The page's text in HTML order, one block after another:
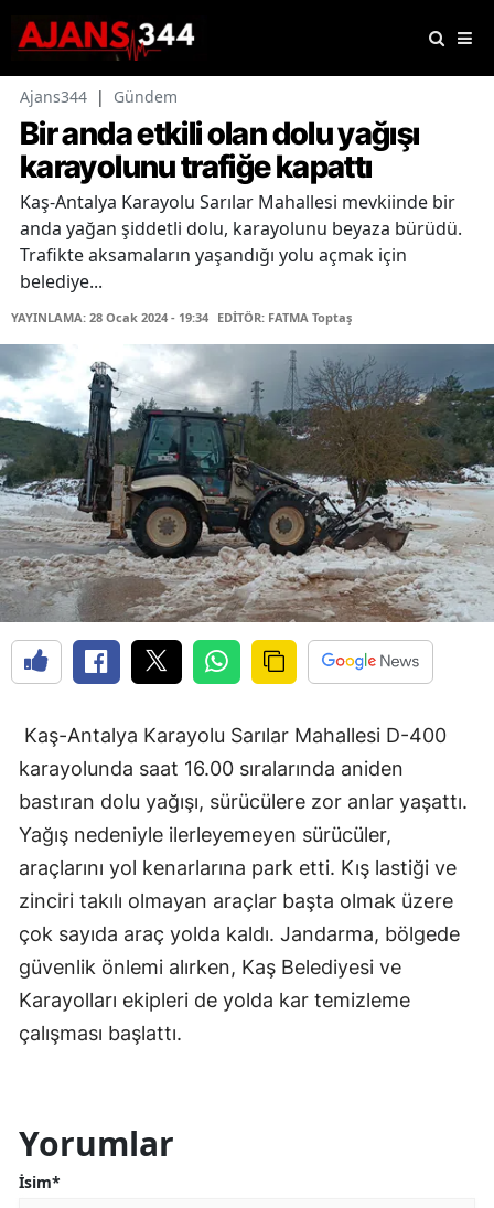
Ajans344 | Gündem
Bir anda etkili olan dolu yağışı
karayolunu trafiğe kapattı
Kaş-Antalya Karayolu Sarılar Mahallesi mevkiinde bir
anda yağan şiddetli dolu, karayolunu beyaza bürüdü.
Trafikte aksamaların yaşandığı yolu açmak için
belediye...
YAYINLAMA: 28 Ocak 2024 - 19:34 EDİTÖR: FATMA Toptaş
Kaş-Antalya Karayolu Sarılar Mahallesi D-400
karayolunda saat 16.00 sıralarında aniden
bastıran dolu yağışı, sürücülere zor anlar yaşattı.
Yağış nedeniyle ilerleyemeyen sürücüler,
araçlarını yol kenarlarına park etti. Kış lastiği ve
zinciri takılı olmayan araçlar başta olmak üzere
çok sayıda araç yolda kaldı. Jandarma, bölgede
güvenlik önlemi alırken, Kaş Belediyesi ve
Karayolları ekipleri de yolda kar temizleme
çalışması başlattı.
Yorumlar
İsim*